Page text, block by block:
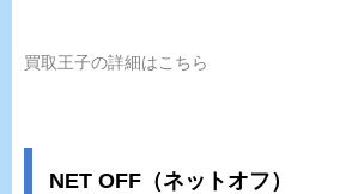
買取王子の詳細はこちら
NET OFF（ネットオフ）